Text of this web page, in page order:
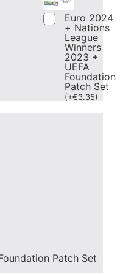
Euro 2024
+ Nations
League
Winners
2023 +
UEFA
Foundation
Patch Set
(+€3.35)
Patch Set